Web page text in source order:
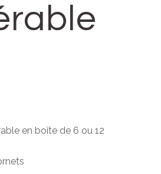
en boîte de 6 ou 12